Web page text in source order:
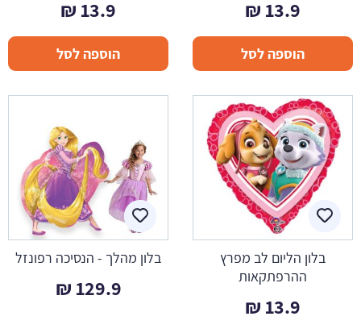
13.9
₪
הוספה לסל
13.9
₪
הוספה לסל
בלון הליום לב מפרץ
ההרפתקאות
13.9
₪
בלון מהלך - הנסיכה רפונזל
129.9
₪